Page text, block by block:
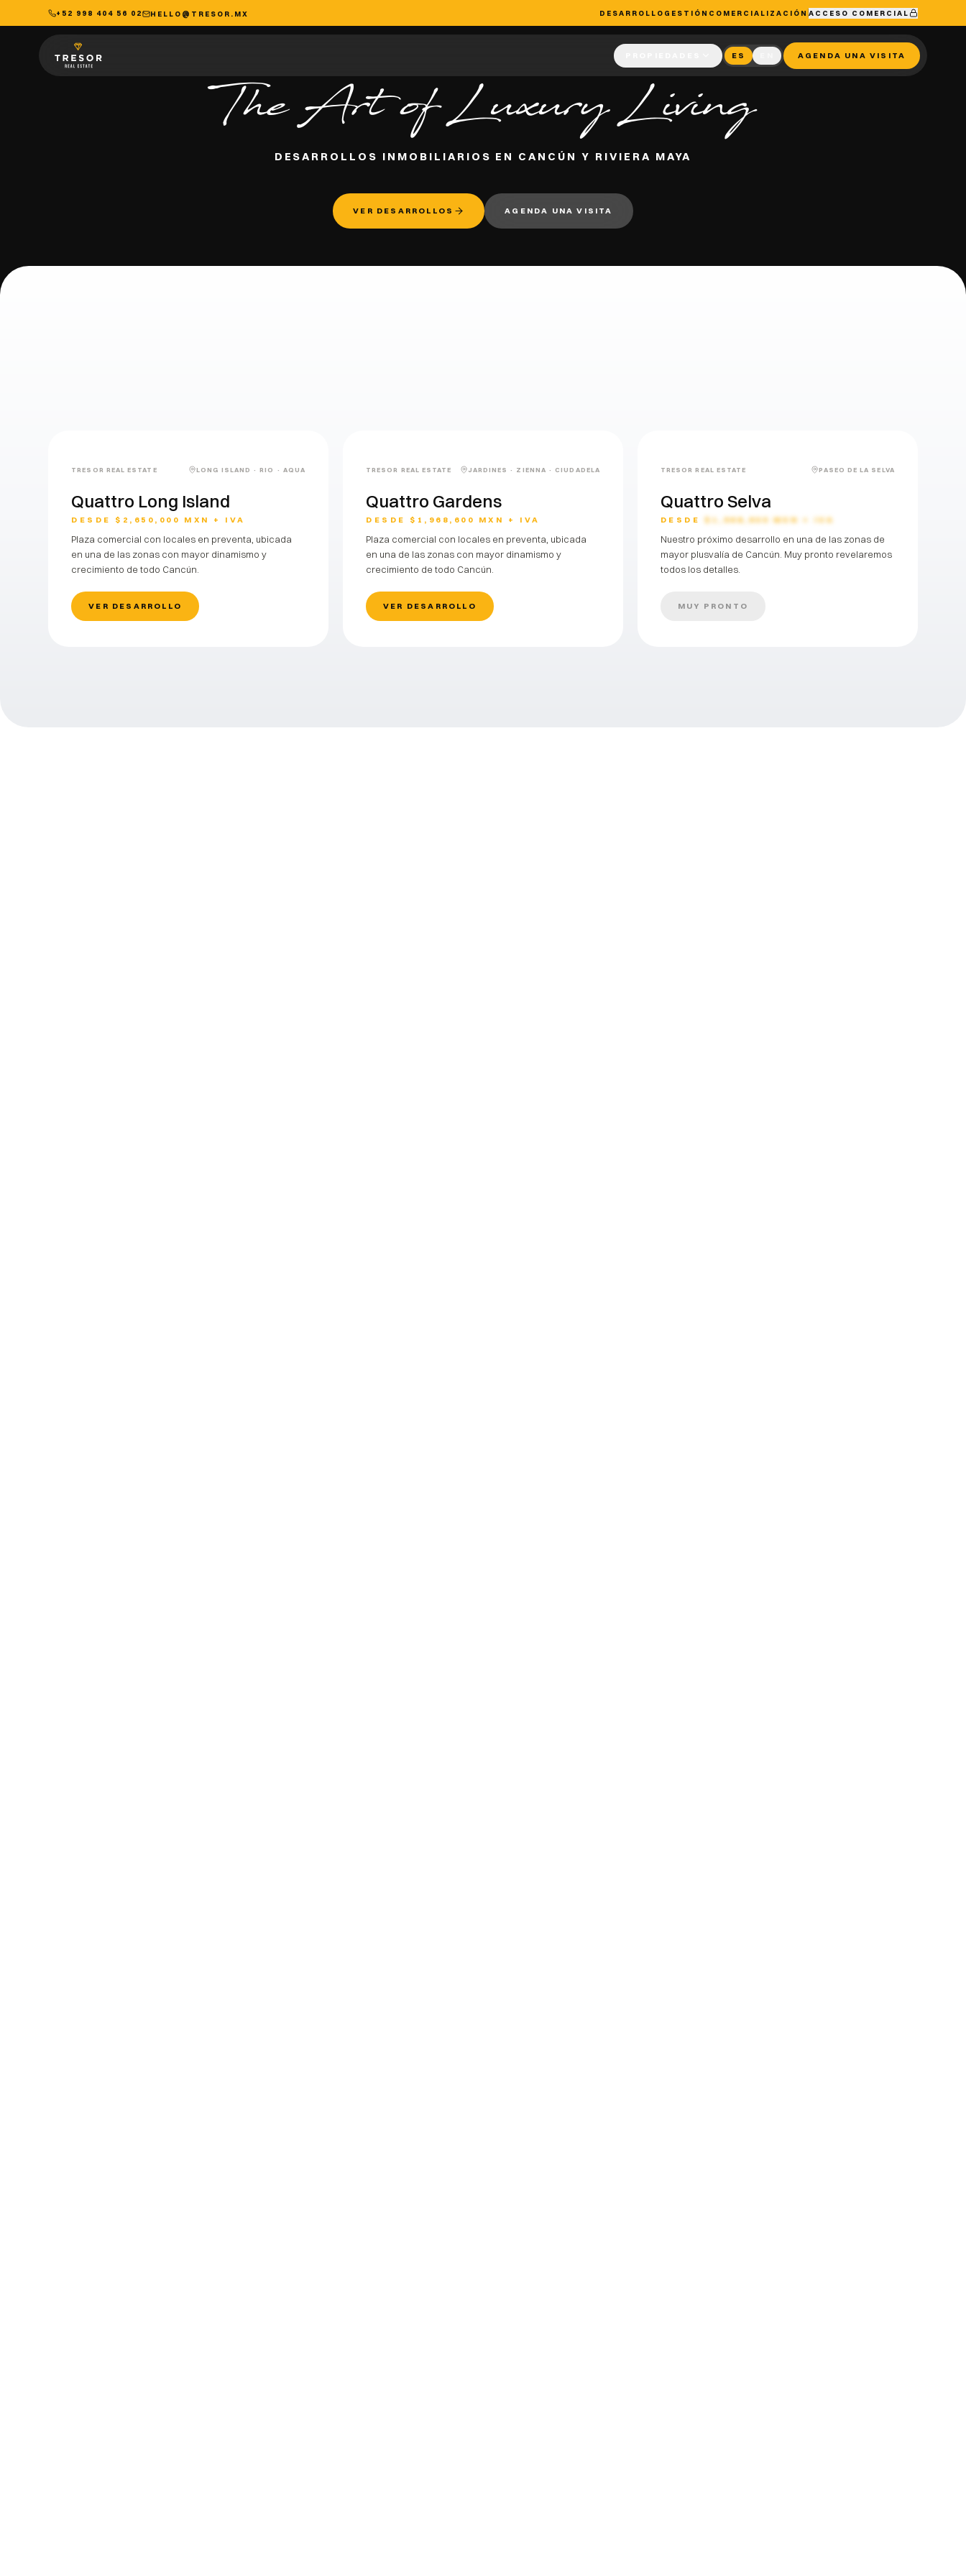
+52 998 404 56 02 HELLO@TRESOR.MX DESARROLLO GESTIÓN COMERCIALIZACIÓN ACCESO COMERCIAL
ES AGENDA UNA VISITA
Propiedades en Venta en Cancún y Riviera Maya — Tresor Real Estate
The Art of Luxury Living
DESARROLLOS INMOBILIARIOS EN CANCÚN Y RIVIERA MAYA
VER DESARROLLOS AGENDA UNA VISITA
TRESOR REAL ESTATE LONG ISLAND · RIO · AQUA
Quattro Long Island
DESDE $2,650,000 MXN + IVA
Plaza comercial con locales en preventa, ubicada
en una de las zonas con mayor dinamismo y
crecimiento de todo Cancún.
VER DESARROLLO
TRESOR REAL ESTATE JARDINES · ZIENNA · CIUDADELA
Quattro Gardens
DESDE $1,968,600 MXN + IVA
Plaza comercial con locales en preventa, ubicada
en una de las zonas con mayor dinamismo y
crecimiento de todo Cancún.
VER DESARROLLO
TRESOR REAL ESTATE PASEO DE LA SELVA
Quattro Selva
DESDE $1,968,600 MXN + IVA
Nuestro próximo desarrollo en una de las zonas de
mayor plusvalía de Cancún. Muy pronto revelaremos
todos los detalles.
MUY PRONTO